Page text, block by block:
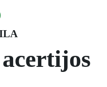
del evento